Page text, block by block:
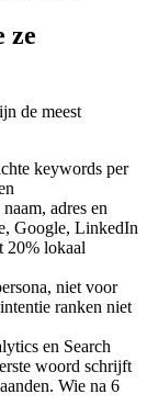
ze
de meest
keywords per
adres en
Google, LinkedIn
20% lokaal
niet voor
ranken niet
en Search
woord schrijft
Wie na 6